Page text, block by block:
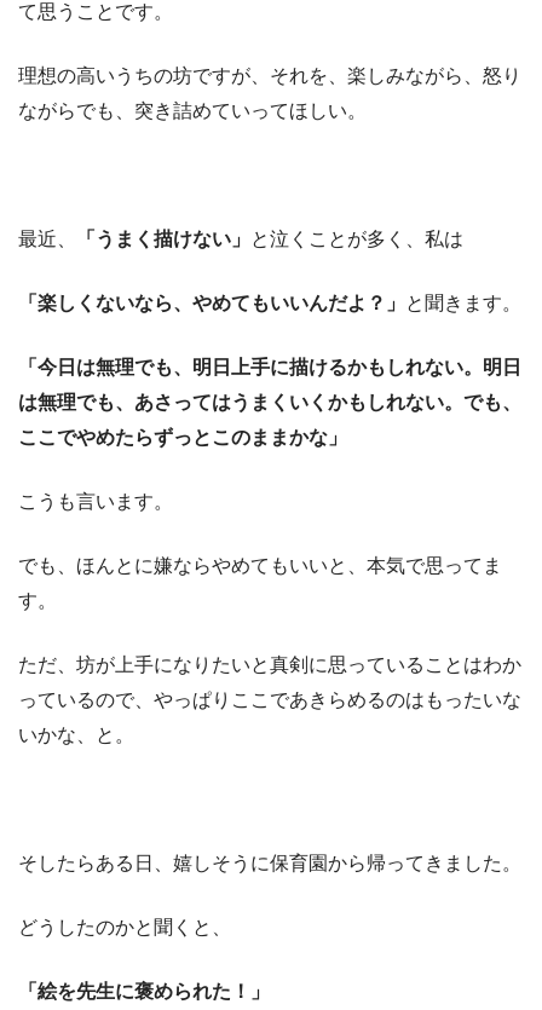
て思うことです。
理想の高いうちの坊ですが、それを、楽しみながら、怒り
ながらでも、突き詰めていってほしい。
最近、 「うまく描けない」 と泣くことが多く、私は
「楽しくないなら、やめてもいいんだよ？」 と聞きます。
「今日は無理でも、明日上手に描けるかもしれない。明日
は無理でも、あさってはうまくいくかもしれない。でも、
ここでやめたらずっとこのままかな」
こうも言います。
でも、ほんとに嫌ならやめてもいいと、本気で思ってま
す。
ただ、坊が上手になりたいと真剣に思っていることはわか
っているので、やっぱりここであきらめるのはもったいな
いかな、と。
そしたらある日、嬉しそうに保育園から帰ってきました。
どうしたのかと聞くと、
「絵を先生に褒められた！」